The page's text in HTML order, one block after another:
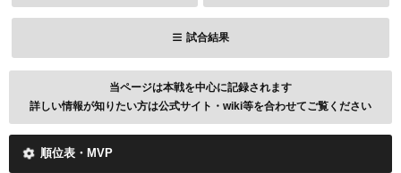
試合結果
当ページは本戦を中心に記録されます
詳しい情報が知りたい方は公式サイト・wiki等を合わせてご覧ください
順位表・MVP